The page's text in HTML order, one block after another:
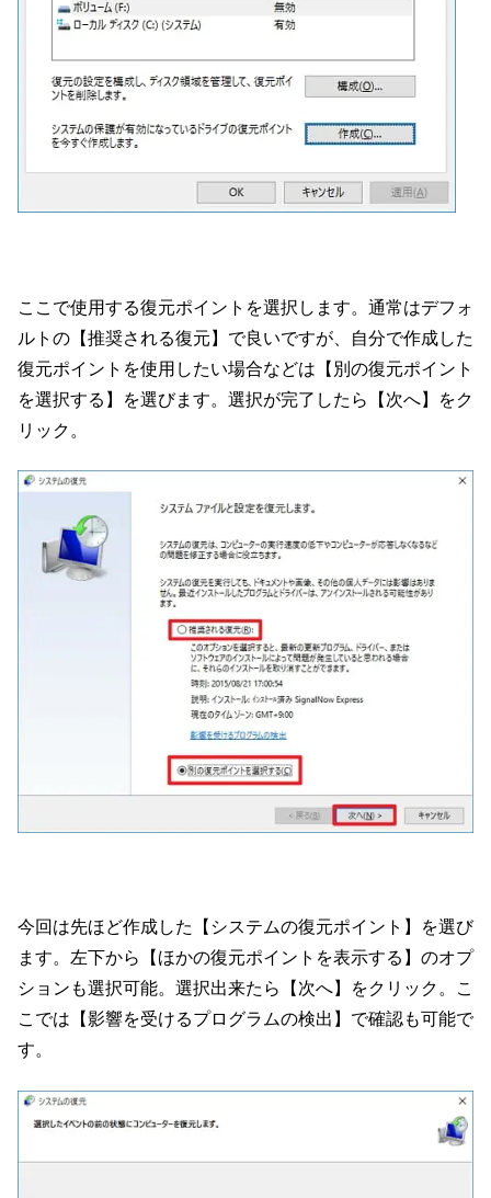
ここで使用する復元ポイントを選択します。通常はデフォ
ルトの【推奨される復元】で良いですが、自分で作成した
復元ポイントを使用したい場合などは【別の復元ポイント
を選択する】を選びます。選択が完了したら【次へ】をク
リック。
今回は先ほど作成した【システムの復元ポイント】を選び
ます。左下から【ほかの復元ポイントを表示する】のオプ
ションも選択可能。選択出来たら【次へ】をクリック。こ
こでは【影響を受けるプログラムの検出】で確認も可能で
す。